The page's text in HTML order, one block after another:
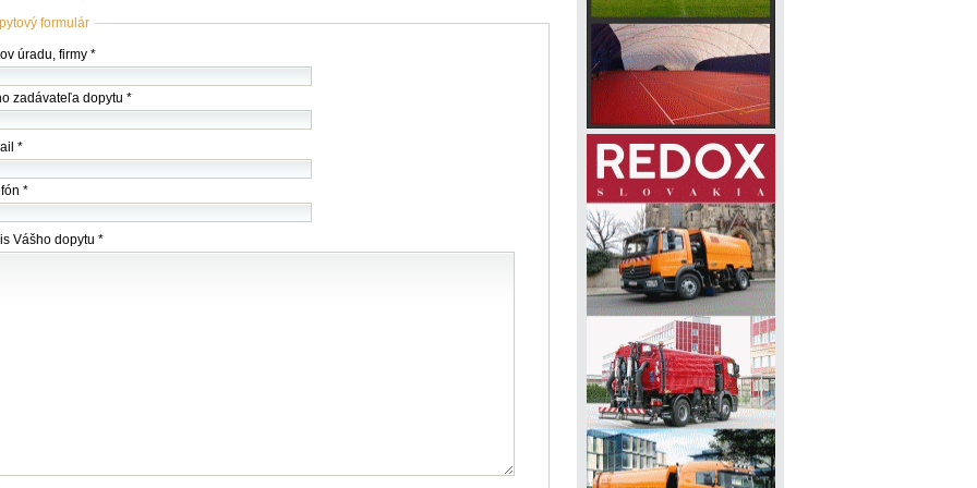
formulár
úradu, firmy *
zadávateľa dopytu *
*
*
Vášho dopytu *